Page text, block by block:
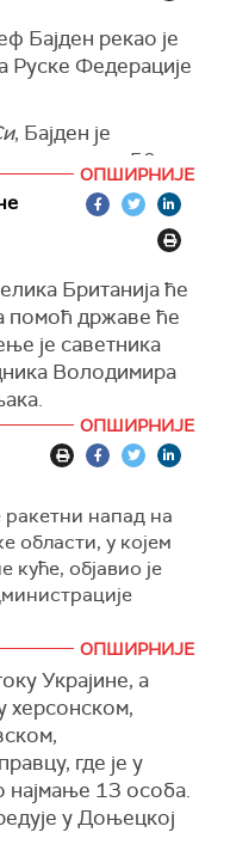
Бајден рекао је
Руске Федерације
, Бајден је
више од 50
назвао једним
председавања.
доброј форми и да
Трампа на
желео да се
прегледу,
и когнитивне
да се „сваког
тесту.
Не желим да ово
смо најважнија
амерички
ОПШИРНИЈЕ
Британија ће
помоћ државе ће
је саветника
Володимира
савезник
без обзира ко
торијевци
је изузетно
овај рат, да
мир. , и да је
нулу јер су то
Европи, већ и
поретку“,
не само да
већ ће
односе са
ОПШИРНИЈЕ
ракетни напад на
области, у којем
куће, објавио је
и повређених",
ОПШИРНИЈЕ
Украјине, а
херсонском,
где је у
најмање 13 особа.
у Доњецкој